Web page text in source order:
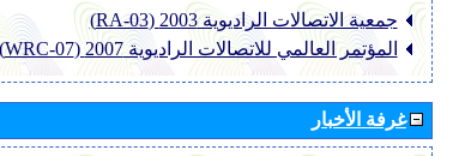
جمعية الاتصالات الراديوية 2003 (RA-03)
المؤتمر العالمي للاتصالات الراديوية 2007 (WRC-07)
غرفة الأخبار